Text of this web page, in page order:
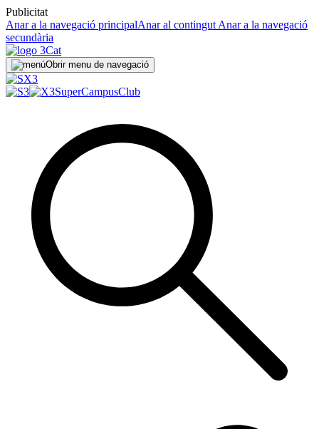
Publicitat
Anar a la navegació principalAnar al contingut Anar a la navegació
secundària
Obrir menu de navegació
SuperCampusClub